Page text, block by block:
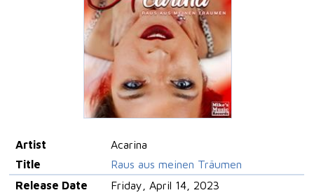
Artist
Acarina
Title
Raus aus meinen Träumen
Release Date
Friday, April 14, 2023